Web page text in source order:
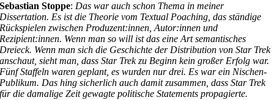
Sebastian Stoppe: Das war auch schon Thema in meiner
Dissertation. Es ist die Theorie vom Textual Poaching, das ständige
Rückspielen zwischen Produzent:innen, Autor:innen und
Rezipient:innen. Wenn man so will ist das eine Art semantisches
Dreieck. Wenn man sich die Geschichte der Distribution von Star Trek
anschaut, sieht man, dass Star Trek zu Beginn kein großer Erfolg war.
Fünf Staffeln waren geplant, es wurden nur drei. Es war ein Nischen-
Publikum. Das hing sicherlich auch damit zusammen, dass Star Trek
für die damalige Zeit gewagte politische Statements propagierte.